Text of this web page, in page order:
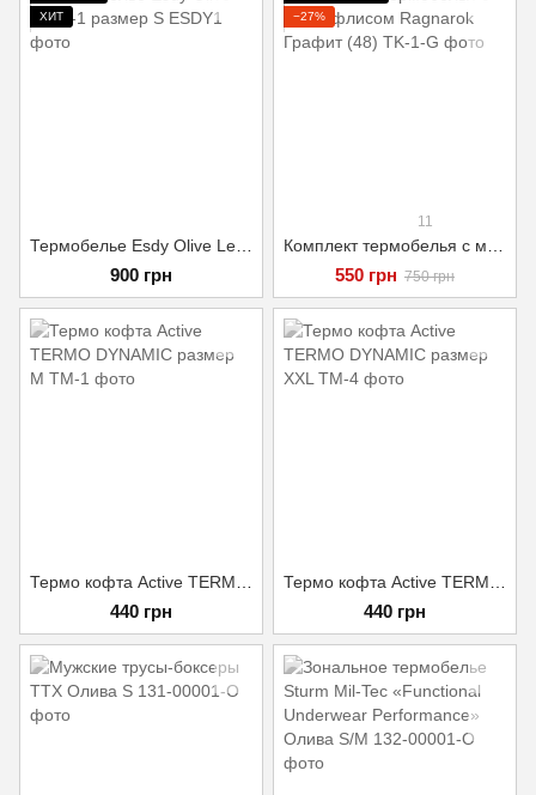
ХИТ
900 грн
−27%
11
550 грн 750 грн
440 грн 440 грн